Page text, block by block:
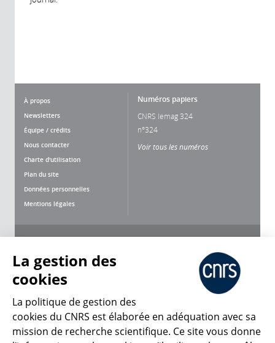
À propos
Newsletters
Équipe / crédits
Nous contacter
Charte d'utilisation
Plan du site
Données personnelles
Mentions légales
Numéros papiers
CNRS lemag 324
n°324
Voir tous les numéros
CNRS Le Mag
La gestion des
cookies
La politique de gestion des
cookies du CNRS est élaborée en adéquation avec sa
mission de recherche scientifique. Ce site vous donne